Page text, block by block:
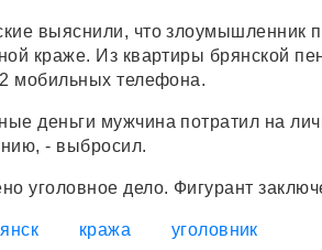
выяснили, что злоумышленник
краже. Из квартиры брянской
мобильных телефона.
деньги мужчина потратил на
- выбросил.
уголовное дело. Фигурант
кража уголовник